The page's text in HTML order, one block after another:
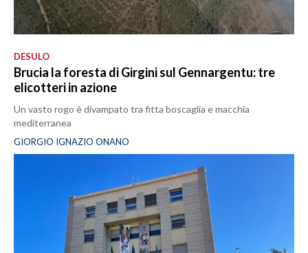
DESULO
Brucia la foresta di Girgini sul Gennargentu: tre
elicotteri in azione
Un vasto rogo è divampato tra fitta boscaglia e macchia
mediterranea
GIORGIO IGNAZIO ONANO